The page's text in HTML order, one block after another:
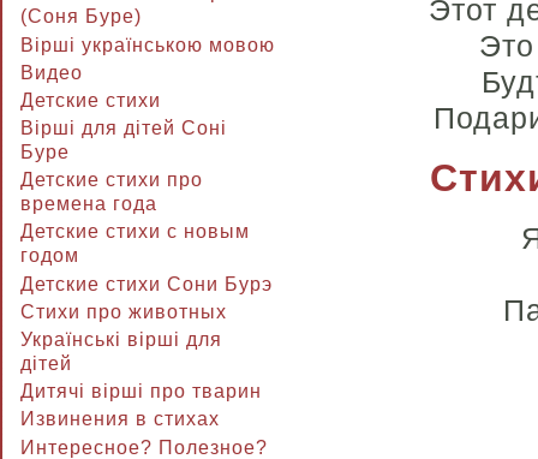
(Соня Буре)
Вірші українською мовою
Видео
Детские стихи
Вірші для дітей Соні
Буре
Детские стихи про
времена года
Детские стихи с новым
годом
Детские стихи Сони Бурэ
Стихи про животных
Українські вірші для
дітей
Дитячі вірші про тварин
Извинения в стихах
Интересное? Полезное?
Этот